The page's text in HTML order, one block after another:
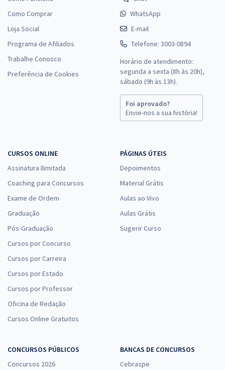
Como Comprar
Loja Social
Programa de Afiliados
Trabalhe Conosco
Preferência de Cookies
WhatsApp
E-mail
Telefone: 3003-0894
Horário de atendimento:
segunda a sexta (8h às 20h),
sábado (9h às 13h).
Foi aprovado?
Envie-nos a sua história!
CURSOS ONLINE
Assinatura Ilimitada
Coaching para Concursos
Exame de Ordem
Graduação
Pós-Graduação
Cursos por Concurso
Cursos por Carreira
Cursos por Estado
Cursos por Professor
Oficina de Redação
Cursos Online Gratuitos
PÁGINAS ÚTEIS
Depoimentos
Material Grátis
Aulas ao Vivo
Aulas Grátis
Sugerir Curso
CONCURSOS PÚBLICOS
Concursos 2026
BANCAS DE CONCURSOS
Cebraspe